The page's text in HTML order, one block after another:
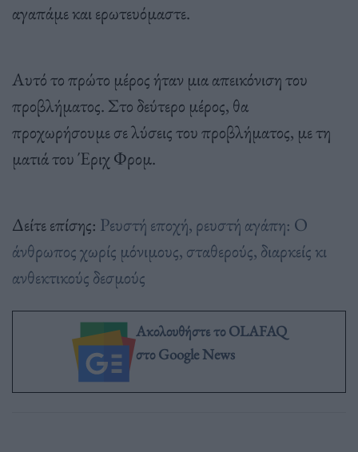
αγαπάμε και ερωτευόμαστε.
Αυτό το πρώτο μέρος ήταν μια απεικόνιση του
προβλήματος. Στο δεύτερο μέρος, θα
προχωρήσουμε σε λύσεις του προβλήματος, με τη
ματιά του Έριχ Φρομ.
Δείτε επίσης: Ρευστή εποχή, ρευστή αγάπη: Ο
άνθρωπος χωρίς μόνιμους, σταθερούς, διαρκείς κι
ανθεκτικούς δεσμούς
Ακολουθήστε το OLAFAQ
στο Google News